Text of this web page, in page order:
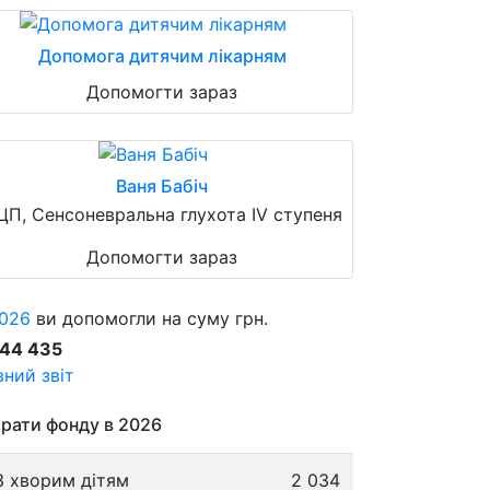
Допомога дитячим лікарням
Допомогти зараз
Ваня Бабіч
Сенсоневральна глухота IV ступеня
Допомогти зараз
ви допомогли на суму грн.
435
звіт
фонду в 2026
хворим дітям
2 034